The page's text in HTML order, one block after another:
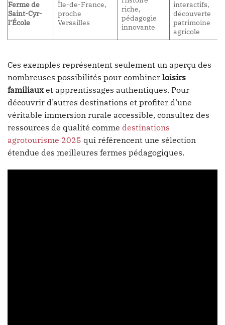
Ferme de
Saint-Cyr-
l’École
Île-de-France,
proche
Versailles
riche,
pédagogie
innovante
interactifs,
découverte
patrimoine
agricole
Ces exemples représentent seulement un aperçu des
nombreuses possibilités pour combiner loisirs
familiaux et apprentissages authentiques. Pour
découvrir d’autres destinations et profiter d’une
véritable immersion rurale accessible, consultez des
ressources de qualité comme destinations
agrotourisme 2025 qui référencent une sélection
étendue des meilleures fermes pédagogiques.